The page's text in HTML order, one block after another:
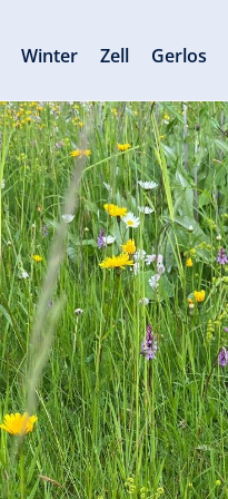
Winter Zell Gerlos